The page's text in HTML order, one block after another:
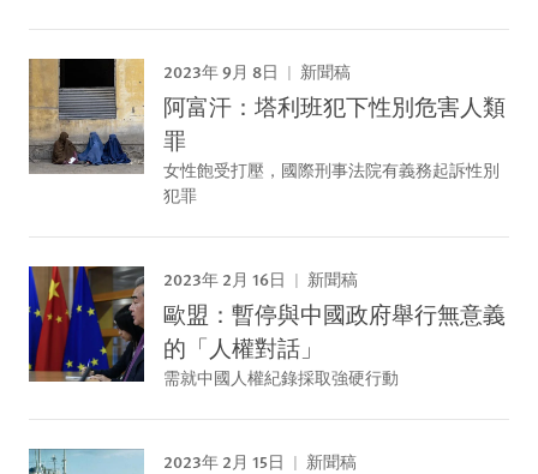
2023年 9月 8日 新聞稿
阿富汗：塔利班犯下性別危害人類
罪
女性飽受打壓，國際刑事法院有義務起訴性別
犯罪
2023年 2月 16日 新聞稿
歐盟：暫停與中國政府舉行無意義
的「人權對話」
需就中國人權紀錄採取強硬行動
2023年 2月 15日 新聞稿